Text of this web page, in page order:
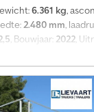
6.361 kg,
2.480 mm,
, Bouwjaar: 2022,
385/65 R22.5,
Bremssystem
Roof Safety
Mit unseren